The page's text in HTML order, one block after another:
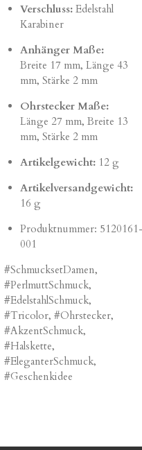
Verschluss:Edelstahl
Karabiner
Anhänger Maße:
Breite 17 mm, Länge 43
mm, Stärke 2 mm
Ohrstecker Maße:
Länge 27 mm, Breite 13
mm, Stärke 2 mm
Artikelgewicht:12 g
Artikelversandgewicht:
16 g
Produktnummer:
001
#SchmucksetDamen,
#PerlmuttSchmuck,
#EdelstahlSchmuck,
#Tricolor, #Ohrstecker,
#AkzentSchmuck,
#Halskette,
#EleganterSchmuck,
#Geschenkidee